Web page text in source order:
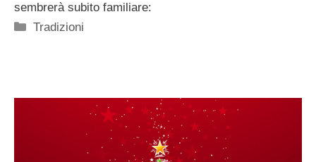
sembrerà subito familiare:
Categorie
Tradizioni